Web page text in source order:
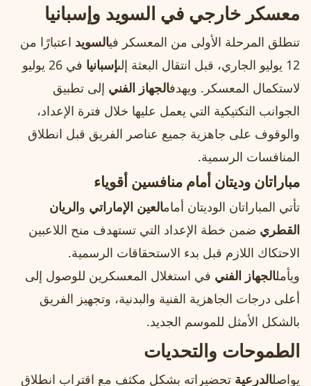
معسكر خارجي في السويد وإسبانيا
تنطلق المرحلة الأولى من المعسكر فيالسويد اعتبارًا من
12 يوليو الجاري، قبل انتقال البعثة إلى
إسبانيا
في 26 يوليو
لاستكمال المعسكر. ويهدفالجهاز الفني إلى تطبيق
الجوانب التكتيكية التي يعمل عليها خلال فترة الإعداد،
والوقوف على جاهزية جميع عناصر الفريق قبل انطلاق
المنافسات الرسمية.
مباراتان وديتان أمام منافسين أقوياء
تأتي المباراتان الوديتان أمامالعين الإماراتي والريان
القطري ضمن خطة الإعداد التي تستهدف منح اللاعبين
الاحتكاك اللازم قبل بدء الاستحقاقات الرسمية.
ويأملالجهاز الفني في استغلال المعسكرين للوصول إلى
أعلى درجات الجاهزية الفنية والبدنية، وتجهيز الفريق
بالشكل الأمثل للموسم الجديد.
الطموحات والتحديات
يواصلالدرعية تحضيراته بشكل مكثف مع اقتراب انطلاق